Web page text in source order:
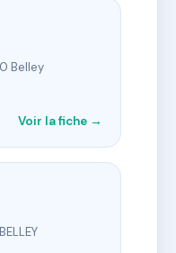
Belley
Voir la fiche →